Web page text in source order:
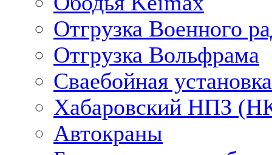
Отгрузка Военного
Отгрузка Вольфрама
Сваебойная установка
Хабаровский НПЗ
Автокраны